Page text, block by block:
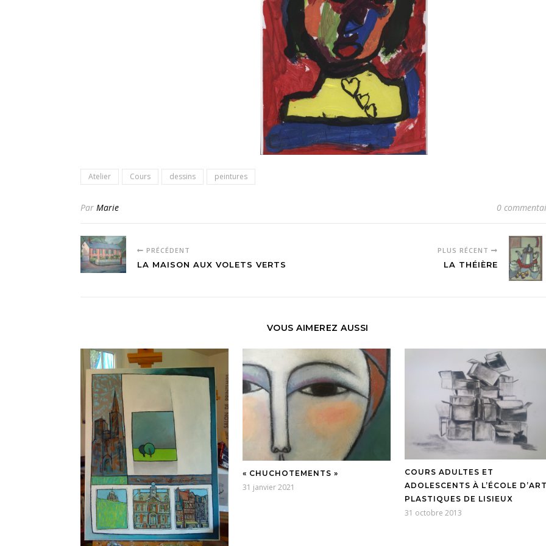
Atelier Cours dessins peintures
Par Marie 0
PRÉCÉDENT
LA MAISON AUX VOLETS VERTS
PLUS RÉCENT
LA THÉIÈRE
VOUS AIMEREZ AUSSI
« CHUCHOTEMENTS »
31 janvier 2021
COURS ADULTES ET
ADOLESCENTS À L’ÉCOLE
PLASTIQUES DE LISIEUX
31 octobre 2013